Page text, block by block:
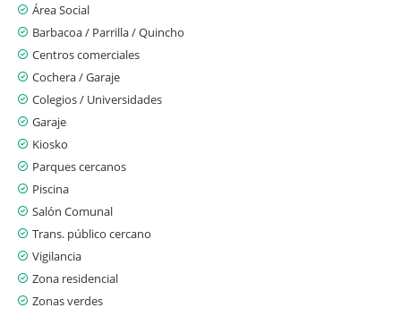
Área Social
Barbacoa / Parrilla / Quincho
Centros comerciales
Cochera / Garaje
Colegios / Universidades
Garaje
Kiosko
Parques cercanos
Piscina
Salón Comunal
Trans. público cercano
Vigilancia
Zona residencial
Zonas verdes